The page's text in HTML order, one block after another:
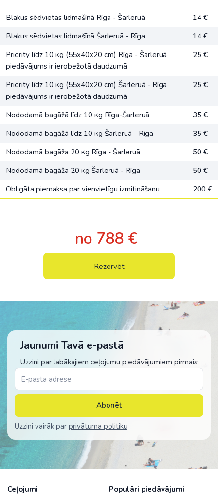
Blakus sēdvietas lidmašīnā Rīga - Šarleruā
14 €
Blakus sēdvietas lidmašīnā Šarleruā - Rīga
14 €
Priority līdz 10 кg (55x40x20 cm) Rīga - Šarleruā
piedāvājums ir ierobežotā daudzumā
25 €
Priority līdz 10 кg (55x40x20 cm) Šarleruā - Rīga
piedāvājums ir ierobežotā daudzumā
25 €
Nododamā bagāžā līdz 10 кg Rīga-Šarleruā
35 €
Nododamā bagāžā līdz 10 кg Šarleruā - Rīga
35 €
Nododamā bagāža 20 кg Rīga - Šarleruā
50 €
Nododamā bagāža 20 кg Šarleruā - Rīga
50 €
Obligāta piemaksa par vienvietīgu izmitināšanu
200 €
no 788 €
Rezervēt
Jaunumi Tavā e-pastā
Uzzini par labākajiem ceļojumu piedāvājumiem pirmais
Abonēt
Uzzini vairāk par privātuma politiku
Ceļojumi
Populāri piedāvājumi